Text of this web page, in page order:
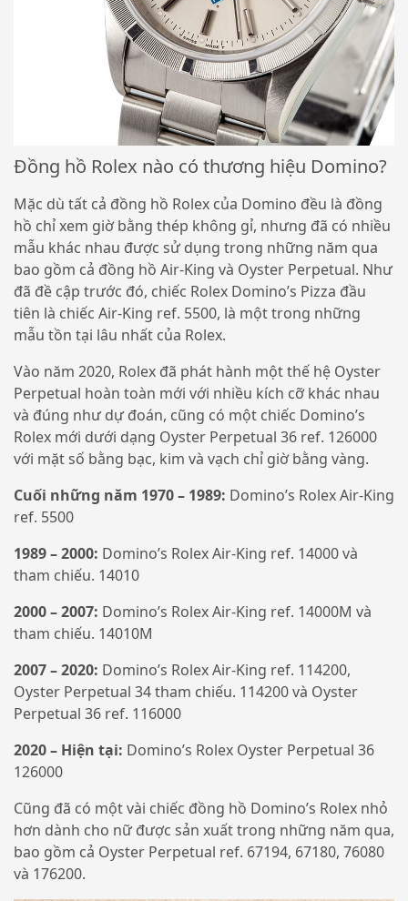
Đồng hồ Rolex nào có thương hiệu Domino?
Mặc dù tất cả đồng hồ Rolex của Domino đều là đồng
hồ chỉ xem giờ bằng thép không gỉ, nhưng đã có nhiều
mẫu khác nhau được sử dụng trong những năm qua
bao gồm cả đồng hồ Air-King và Oyster Perpetual. Như
đã đề cập trước đó, chiếc Rolex Domino’s Pizza đầu
tiên là chiếc Air-King ref. 5500, là một trong những
mẫu tồn tại lâu nhất của Rolex.
Vào năm 2020, Rolex đã phát hành một thế hệ Oyster
Perpetual hoàn toàn mới với nhiều kích cỡ khác nhau
và đúng như dự đoán, cũng có một chiếc Domino’s
Rolex mới dưới dạng Oyster Perpetual 36 ref. 126000
với mặt số bằng bạc, kim và vạch chỉ giờ bằng vàng.
Cuối những năm 1970 – 1989: Domino’s Rolex Air-King
ref. 5500
1989 – 2000: Domino’s Rolex Air-King ref. 14000 và
tham chiếu. 14010
2000 – 2007: Domino’s Rolex Air-King ref. 14000M và
tham chiếu. 14010M
2007 – 2020: Domino’s Rolex Air-King ref. 114200,
Oyster Perpetual 34 tham chiếu. 114200 và Oyster
Perpetual 36 ref. 116000
2020 – Hiện tại: Domino’s Rolex Oyster Perpetual 36
126000
Cũng đã có một vài chiếc đồng hồ Domino’s Rolex nhỏ
hơn dành cho nữ được sản xuất trong những năm qua,
bao gồm cả Oyster Perpetual ref. 67194, 67180, 76080
và 176200.